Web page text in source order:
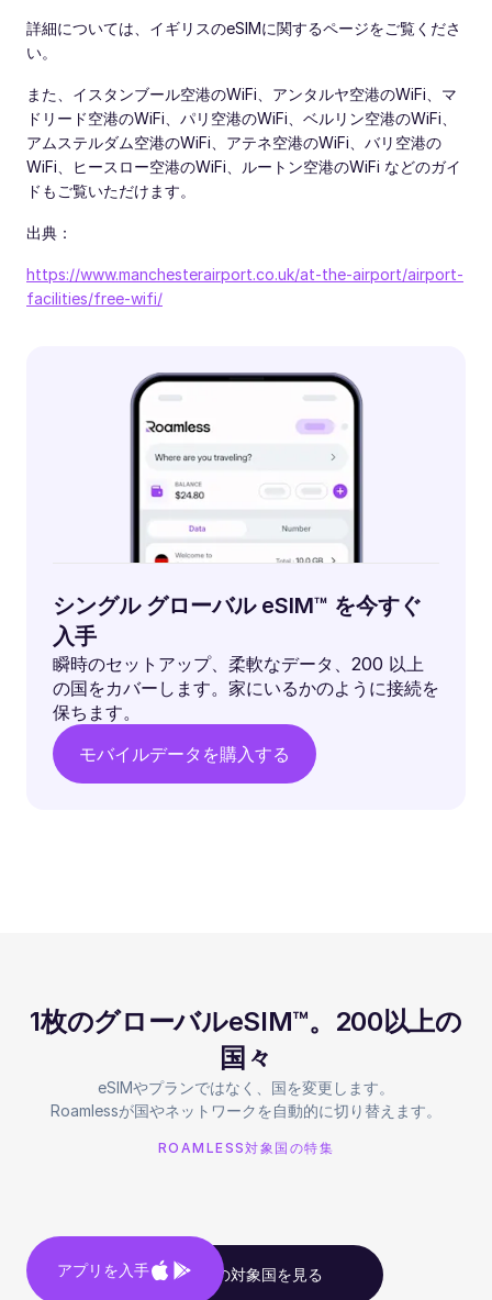
詳細については、イギリスのeSIMに関するページをご覧くださ
い。
また、イスタンブール空港のWiFi、アンタルヤ空港のWiFi、マ
ドリード空港のWiFi、パリ空港のWiFi、ベルリン空港のWiFi、
アムステルダム空港のWiFi、アテネ空港のWiFi、バリ空港の
WiFi、ヒースロー空港のWiFi、ルートン空港のWiFi などのガイ
ドもご覧いただけます。
出典：
https://www.manchesterairport.co.uk/at-the-airport/airport-
facilities/free-wifi/
シングル グローバル eSIM™ を今すぐ
入手
瞬時のセットアップ、柔軟なデータ、200 以上
の国をカバーします。家にいるかのように接続を
保ちます。
モバイルデータを購入する
1枚のグローバルeSIM™。200以上の
国々
eSIMやプランではなく、国を変更します。
Roamlessが国やネットワークを自動的に切り替えます。
ROAMLESS対象国の特集
すべての対象国を見る
アプリを入手